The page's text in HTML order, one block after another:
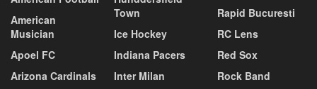
American
Musician
Apoel FC
Arizona Cardinals
Town
Ice Hockey
Indiana Pacers
Inter Milan
Rapid Bucuresti
RC Lens
Red Sox
Rock Band